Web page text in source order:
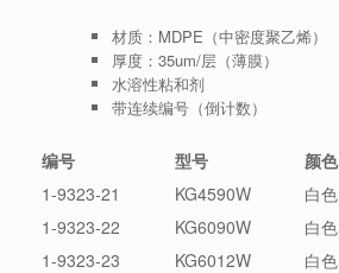
材质：MDPE（中密度聚乙烯）
厚度：35um/层（薄膜）
水溶性粘和剂
带连续编号（倒计数）
编号 型号 颜色
1-9323-21
KG4590W 白色
1-9323-22
KG6090W 白色
1-9323-23
KG6012W 白色